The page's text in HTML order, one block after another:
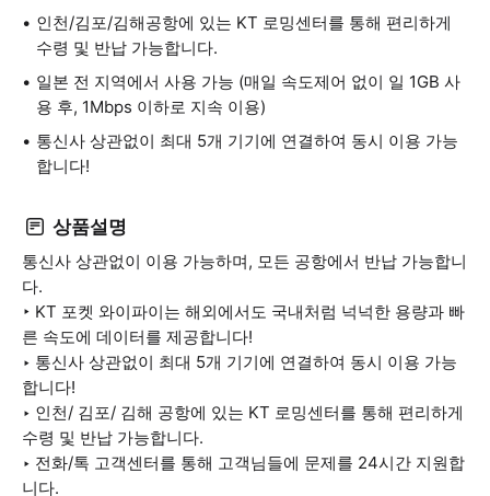
인천/김포/김해공항에 있는 KT 로밍센터를 통해 편리하게
수령 및 반납 가능합니다.
일본 전 지역에서 사용 가능 (매일 속도제어 없이 일 1GB 사
용 후, 1Mbps 이하로 지속 이용)
통신사 상관없이 최대 5개 기기에 연결하여 동시 이용 가능
합니다!
상품설명
통신사 상관없이 이용 가능하며, 모든 공항에서 반납 가능합니
다.
‣ KT 포켓 와이파이는 해외에서도 국내처럼 넉넉한 용량과 빠
른 속도에 데이터를 제공합니다!
‣ 통신사 상관없이 최대 5개 기기에 연결하여 동시 이용 가능
합니다!
‣ 인천/ 김포/ 김해 공항에 있는 KT 로밍센터를 통해 편리하게
수령 및 반납 가능합니다.
‣ 전화/톡 고객센터를 통해 고객님들에 문제를 24시간 지원합
니다.